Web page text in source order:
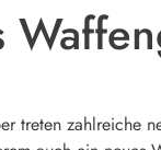
treten zahlreiche